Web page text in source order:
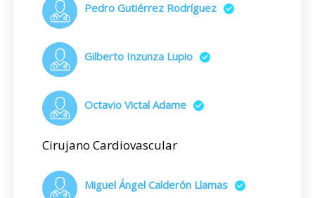
Pedro Gutiérrez Rodríguez
Gilberto Inzunza Lupio
Octavio Victal Adame
Cirujano Cardiovascular
Miguel Ángel Calderón Llamas